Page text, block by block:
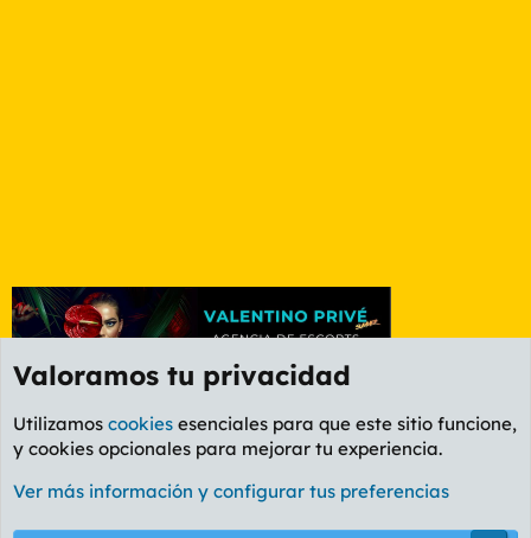
Foro General
Cookies
PL OLDSTYLE AMARILLO
Valoramos tu privacidad
Utilizamos cookies esenciales para que este sitio funcione,
y cookies opcionales para mejorar tu experiencia.
Ver más información y configurar tus preferencias